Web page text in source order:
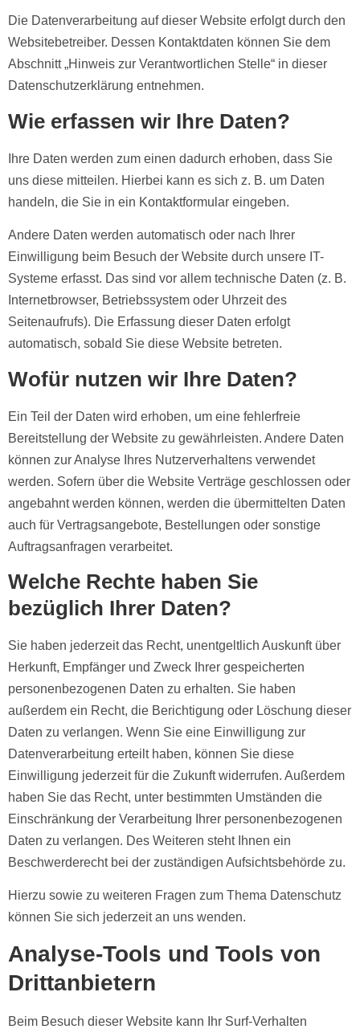
Die Datenverarbeitung auf dieser Website erfolgt durch den
Websitebetreiber. Dessen Kontaktdaten können Sie dem
Abschnitt „Hinweis zur Verantwortlichen Stelle“ in dieser
Datenschutzerklärung entnehmen.
Wie erfassen wir Ihre Daten?
Ihre Daten werden zum einen dadurch erhoben, dass Sie
uns diese mitteilen. Hierbei kann es sich z. B. um Daten
handeln, die Sie in ein Kontaktformular eingeben.
Andere Daten werden automatisch oder nach Ihrer
Einwilligung beim Besuch der Website durch unsere IT-
Systeme erfasst. Das sind vor allem technische Daten (z. B.
Internetbrowser, Betriebssystem oder Uhrzeit des
Seitenaufrufs). Die Erfassung dieser Daten erfolgt
automatisch, sobald Sie diese Website betreten.
Wofür nutzen wir Ihre Daten?
Ein Teil der Daten wird erhoben, um eine fehlerfreie
Bereitstellung der Website zu gewährleisten. Andere Daten
können zur Analyse Ihres Nutzerverhaltens verwendet
werden. Sofern über die Website Verträge geschlossen oder
angebahnt werden können, werden die übermittelten Daten
auch für Vertragsangebote, Bestellungen oder sonstige
Auftragsanfragen verarbeitet.
Welche Rechte haben Sie
bezüglich Ihrer Daten?
Sie haben jederzeit das Recht, unentgeltlich Auskunft über
Herkunft, Empfänger und Zweck Ihrer gespeicherten
personenbezogenen Daten zu erhalten. Sie haben
außerdem ein Recht, die Berichtigung oder Löschung dieser
Daten zu verlangen. Wenn Sie eine Einwilligung zur
Datenverarbeitung erteilt haben, können Sie diese
Einwilligung jederzeit für die Zukunft widerrufen. Außerdem
haben Sie das Recht, unter bestimmten Umständen die
Einschränkung der Verarbeitung Ihrer personenbezogenen
Daten zu verlangen. Des Weiteren steht Ihnen ein
Beschwerderecht bei der zuständigen Aufsichtsbehörde zu.
Hierzu sowie zu weiteren Fragen zum Thema Datenschutz
können Sie sich jederzeit an uns wenden.
Analyse-Tools und Tools von
Dritt­anbietern
Beim Besuch dieser Website kann Ihr Surf-Verhalten